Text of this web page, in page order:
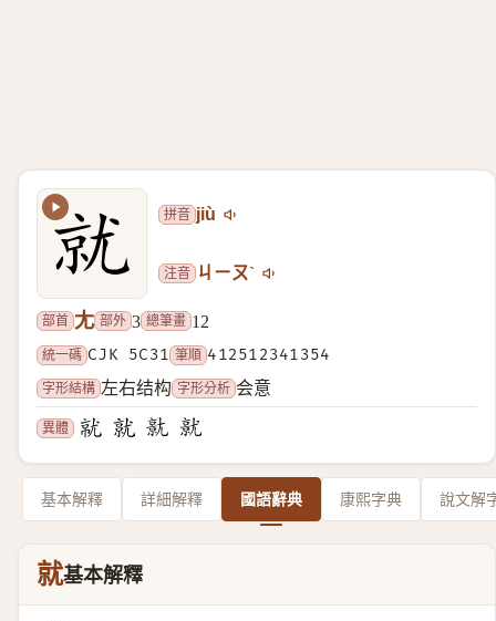
拼音 jiù
注音 ㄐㄧㄡˋ
部首 尢 部外 3 總筆畫 12
統一碼 CJK 5C31 筆順 412512341354
字形結構 左右结构 字形分析 会意
異體
基本解釋 詳細解釋 國語辭典 康熙字典 說文解
就基本解釋